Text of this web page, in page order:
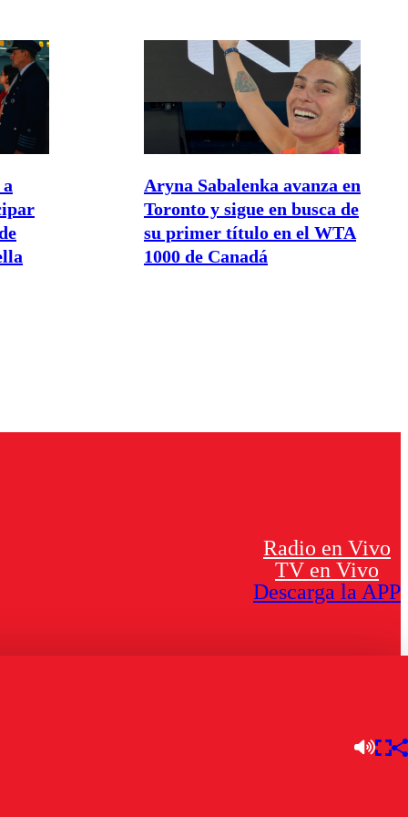
Aryna Sabalenka avanza en
Toronto y sigue en busca de
su primer título en el WTA
1000 de Canadá
Radio en Vivo
TV en Vivo
Descarga la APP